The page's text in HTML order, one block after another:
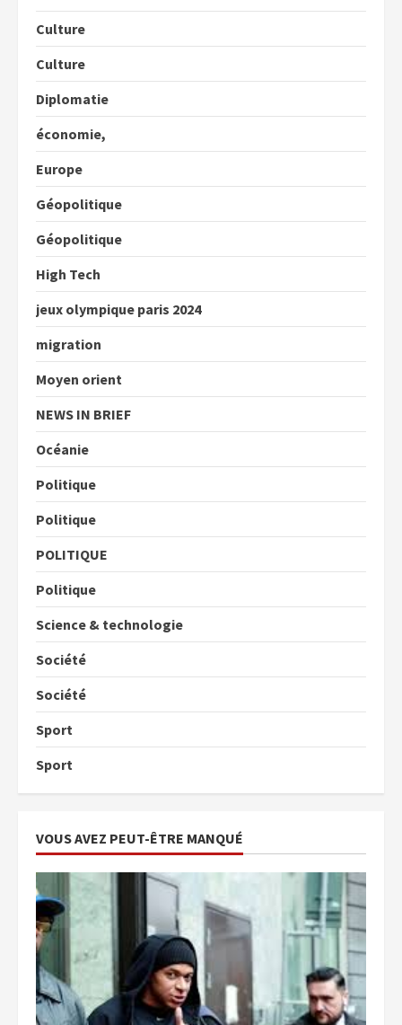
Culture
Culture
Diplomatie
économie,
Europe
Géopolitique
Géopolitique
High Tech
jeux olympique paris 2024
migration
Moyen orient
NEWS IN BRIEF
Océanie
Politique
Politique
POLITIQUE
Politique
Science & technologie
Société
Société
Sport
Sport
VOUS AVEZ PEUT-ÊTRE MANQUÉ